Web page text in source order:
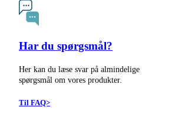
Har du spørgsmål?
Her kan du læse svar på almindelige
spørgsmål om vores produkter.
Til FAQ>